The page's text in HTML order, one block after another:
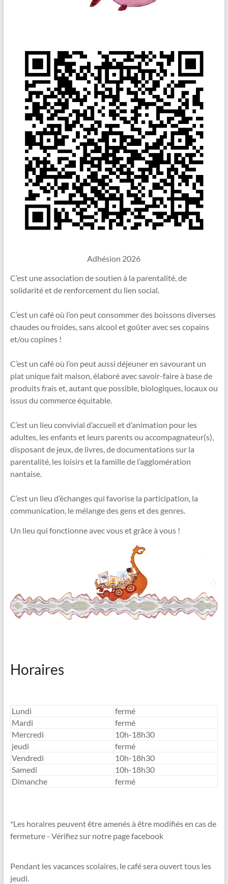
Adhésion 2026
C’est une association de soutien à la parentalité, de
solidarité et de renforcement du lien social.
C’est un café où l’on peut consommer des boissons diverses
chaudes ou froides, sans alcool et goûter avec ses copains
et/ou copines !
C’est un café où l’on peut aussi déjeuner en savourant un
plat unique fait maison, élaboré avec savoir-faire à base de
produits frais et, autant que possible, biologiques, locaux ou
issus du commerce équitable.
C’est un lieu convivial d’accueil et d’animation pour les
adultes, les enfants et leurs parents ou accompagnateur(s),
disposant de jeux, de livres, de documentations sur la
parentalité, les loisirs et la famille de l’agglomération
nantaise.
C’est un lieu d’échanges qui favorise la participation, la
communication, le mélange des gens et des genres.
Un lieu qui fonctionne avec vous et grâce à vous !
Horaires
Lundi
fermé
Mardi
fermé
Mercredi
10h-18h30
jeudi
fermé
Vendredi
10h-18h30
Samedi
10h-18h30
Dimanche
fermé
*Les horaires peuvent être amenés à être modifiés en cas de
fermeture - Vérifiez sur notre page facebook
Pendant les vacances scolaires, le café sera ouvert tous les
jeudi.